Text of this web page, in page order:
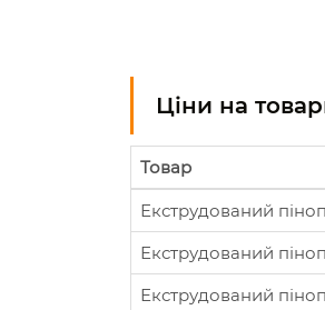
Ціни на
Товар
Екструдований
Екструдований
Екструдований